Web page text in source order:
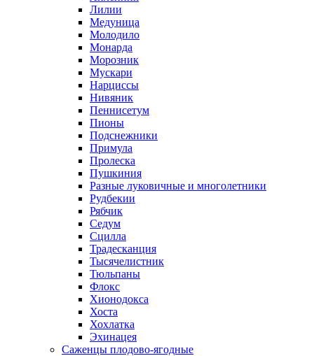
Лилии
Медуница
Молодило
Монарда
Морозник
Мускари
Нарциссы
Нивяник
Пеннисетум
Пионы
Подснежники
Примула
Пролеска
Пушкиния
Разные луковичные и многолетники
Рудбекии
Рябчик
Седум
Сцилла
Традесканция
Тысячелистник
Тюльпаны
Флокс
Хионодокса
Хоста
Хохлатка
Эхинацея
Саженцы плодово-ягодные